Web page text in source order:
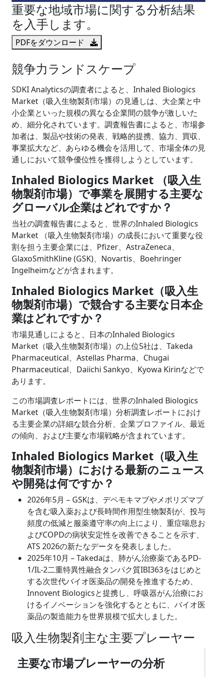
重要な地域市場に関する分析結果
を入手します。
PDFをダウンロード
競争力ランドスケープ
SDKI Analyticsの調査者によると、Inhaled Biologics
Market（吸入生物製剤市場）の見通しは、大企業と中
小企業といった規模の異なる企業間の競争が激しいた
め、細分化されています。調査報告書によると、市場参
加者は、製品や技術の発表、戦略的提携、協力、買収、
事業拡大など、あらゆる機会を活用して、市場全体の見
通しにおいて競争優位性を獲得しようとしています。
Inhaled Biologics Market （吸入生
物製剤市場）で事業を展開する主要な
グローバル企業はどれですか？
当社の調査報告書によると、世界のInhaled Biologics
Market （吸入生物製剤市場）の成長において重要な役
割を担う主要企業には、Pfizer、AstraZeneca、
GlaxoSmithKline (GSK)、Novartis、Boehringer
Ingelheimなどが含まれます。
Inhaled Biologics Market（吸入生
物製剤市場）で競合する主要な日本企
業はどれですか？
市場見通しによると、日本のInhaled Biologics
Market（吸入生物製剤市場）の上位5社は、Takeda
Pharmaceutical、Astellas Pharma、Chugai
Pharmaceutical、Daiichi Sankyo、Kyowa Kirinなどで
あります。
この市場調査レポートには、世界のInhaled Biologics
Market（吸入生物製剤市場）分析調査レポートにおけ
る主要企業の詳細な競合分析、企業プロファイル、最近
の傾向、および主要な市場戦略が含まれています。
Inhaled Biologics Market（吸入生
物製剤市場）における最新のニュース
や開発は何ですか？
2026年5月 – GSKは、デペモキマブやメポリズマブ
を含む吸入薬および長時間作用型生物製剤が、投与
頻度の低減と服薬遵守率の向上により、重症喘息お
よびCOPDの病状安定性を改善できることを示す、
ATS 2026の新たなデータを発表しました。
2025年10月 – Takedaは、肺がん治療薬であるPD-
1/IL-2二重特異性融合タンパク質IBI363をはじめと
する次世代バイオ医薬品の開発を推進するため、
Innovent Biologicsと提携し、呼吸器がん治療にお
けるイノベーションを強化するとともに、バイオ医
薬品の製造能力を世界規模で拡大しました。
吸入生物製剤主な主要プレーヤー
主要な市場プレーヤーの分析